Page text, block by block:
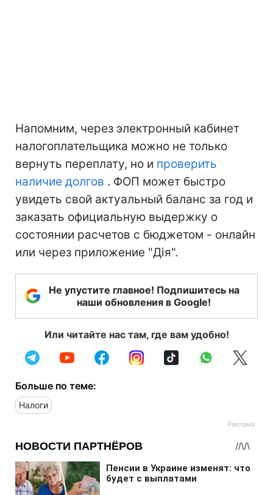
Напомним, через электронный кабинет
налогоплательщика можно не только
вернуть переплату, но и проверить
наличие долгов . ФОП может быстро
увидеть свой актуальный баланс за год и
заказать официальную выдержку о
состоянии расчетов с бюджетом - онлайн
или через приложение "Дія".
Не упустите главное! Подпишитесь на
наши обновления в Google!
Или читайте нас там, где вам удобно!
Больше по теме:
Налоги